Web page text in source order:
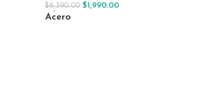
$6,390.00 $1,990.00
Seleccionar Opciones
Acero